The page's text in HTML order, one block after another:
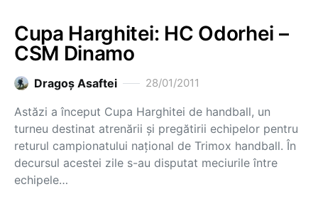
Cupa Harghitei: HC Odorhei –
CSM Dinamo
Dragoş Asaftei 28/01/2011
Astăzi a început Cupa Harghitei de handball, un
turneu destinat atrenării şi pregătirii echipelor pentru
returul campionatului naţional de Trimox handball. În
decursul acestei zile s-au disputat meciurile între
echipele…